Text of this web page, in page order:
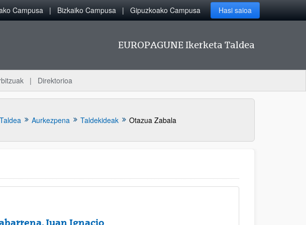
Campusa Bizkaiko Campusa Gipuzkoako Campusa Hasi saioa
EUROPAGUNE Ikerketa Taldea
Direktorioa
Aurkezpena Taldekideak Otazua Zabala
Juan Ignacio